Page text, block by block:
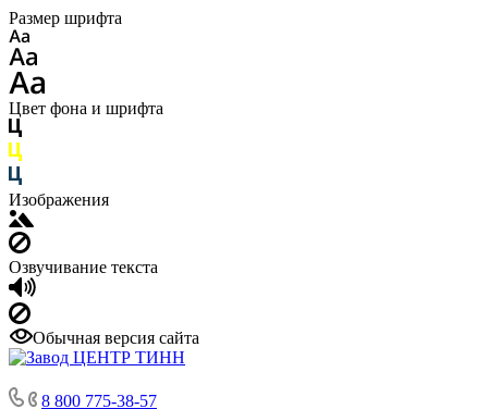
Размер шрифта
Цвет фона и шрифта
Изображения
Озвучивание текста
Обычная версия сайта
8 800 775-38-57